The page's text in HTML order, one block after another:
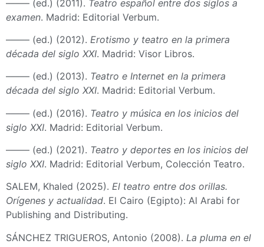
––––– (ed.) (2011). Teatro español entre dos siglos a
examen. Madrid: Editorial Verbum.
––––– (ed.) (2012). Erotismo y teatro en la primera
década del siglo XXI. Madrid: Visor Libros.
––––– (ed.) (2013). Teatro e Internet en la primera
década del siglo XXI. Madrid: Editorial Verbum.
––––– (ed.) (2016). Teatro y música en los inicios del
siglo XXI. Madrid: Editorial Verbum.
––––– (ed.) (2021). Teatro y deportes en los inicios del
siglo XXI. Madrid: Editorial Verbum, Colección Teatro.
SALEM, Khaled (2025). El teatro entre dos orillas.
Orígenes y actualidad. El Cairo (Egipto): Al Arabi for
Publishing and Distributing.
SÁNCHEZ TRIGUEROS, Antonio (2008). La pluma en el